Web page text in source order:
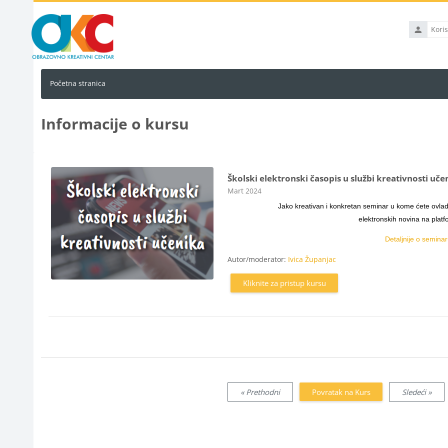
Korisničko
ime
Početna stranica
Informacije o kursu
Školski elektronski časopis u službi kreativnosti
Kategorija kursa
Mart 2024
Jako kreativan i konkretan seminar u kome ćete
elektronskih novina na
Detaljnije o
Autor/moderator: Ivica Županjac
Kliknite za pristup kursu
« Prethodni Povratak na Kurs Sledeći »